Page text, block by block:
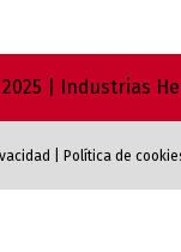
| Industrias
Política de